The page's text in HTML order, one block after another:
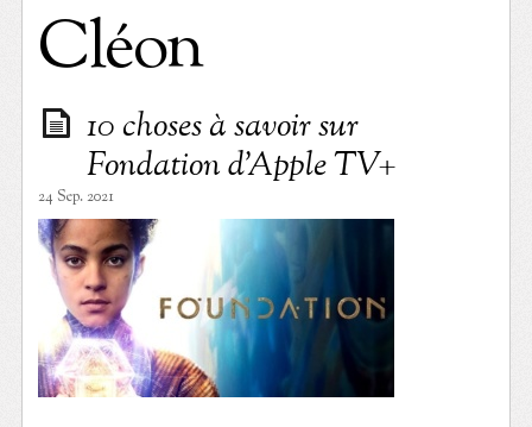
Cléon
10 choses à savoir sur
Fondation d’Apple TV+
24 Sep. 2021